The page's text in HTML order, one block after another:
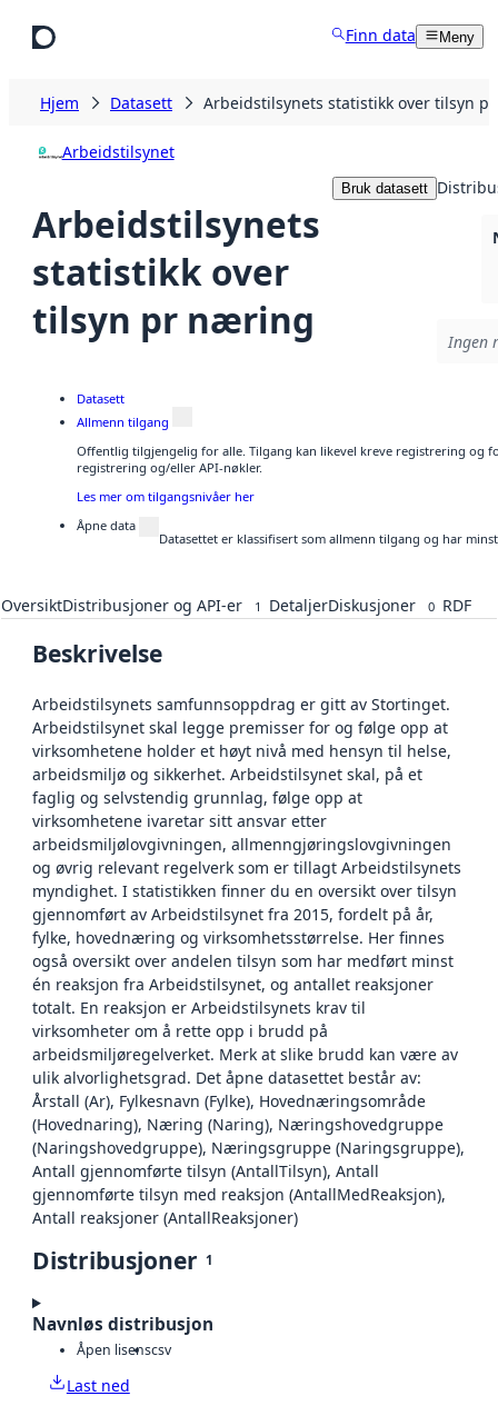
Finn data Meny
Hjem Datasett Arbeidstilsynets statistikk over tilsyn
Arbeidstilsynet
Arbeidstilsynets
statistikk over
tilsyn pr næring
Bruk datasett
Ingen
Datasett
Allmenn tilgang
Offentlig tilgjengelig for alle. Tilgang kan likevel kreve registrering og
registrering og/eller API-nøkler.
Les mer om tilgangsnivåer her
Åpne data
Datasettet er klassifisert som allmenn tilgang og har
OversiktDistribusjoner og API-er 1 DetaljerDiskusjoner 0 RDF
Beskrivelse
Arbeidstilsynets samfunnsoppdrag er gitt av Stortinget.
Arbeidstilsynet skal legge premisser for og følge opp at
virksomhetene holder et høyt nivå med hensyn til helse,
arbeidsmiljø og sikkerhet. Arbeidstilsynet skal, på et
faglig og selvstendig grunnlag, følge opp at
virksomhetene ivaretar sitt ansvar etter
arbeidsmiljølovgivningen, allmenngjøringslovgivningen
og øvrig relevant regelverk som er tillagt Arbeidstilsynets
myndighet. I statistikken finner du en oversikt over tilsyn
gjennomført av Arbeidstilsynet fra 2015, fordelt på år,
fylke, hovednæring og virksomhetsstørrelse. Her finnes
også oversikt over andelen tilsyn som har medført minst
én reaksjon fra Arbeidstilsynet, og antallet reaksjoner
totalt. En reaksjon er Arbeidstilsynets krav til
virksomheter om å rette opp i brudd på
arbeidsmiljøregelverket. Merk at slike brudd kan være av
ulik alvorlighetsgrad. Det åpne datasettet består av:
Årstall (Ar), Fylkesnavn (Fylke), Hovednæringsområde
(Hovednaring), Næring (Naring), Næringshovedgruppe
(Naringshovedgruppe), Næringsgruppe (Naringsgruppe),
Antall gjennomførte tilsyn (AntallTilsyn), Antall
gjennomførte tilsyn med reaksjon (AntallMedReaksjon),
Antall reaksjoner (AntallReaksjoner)
Distribusjoner 1
Navnløs distribusjon
Åpen lisenscsv
Last ned